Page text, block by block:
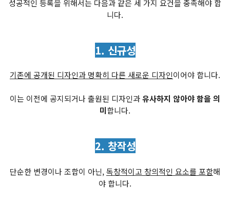
성공적인 등록을 위해서는 다음과 같은 세 가지 요건을 충족해야 합
니다.
1. 신규성
기존에 공개된 디자인과 명확히 다른 새로운 디자인이어야 합니다.
이는 이전에 공지되거나 출원된 디자인과유사하지 않아야 함을 의
미합니다.
2. 창작성
단순한 변경이나 조합이 아닌,독창적이고 창의적인 요소를 포함해
야 합니다.